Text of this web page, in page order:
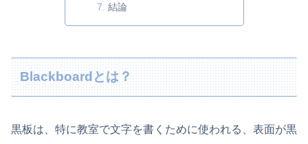
結論
Blackboardとは？
黒板は、特に教室で文字を書くために使われる、表面が黒